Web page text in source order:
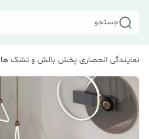
جستجو
نمایندگی انحصاری پخش بالش و تشک